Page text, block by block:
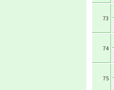
73
74
75